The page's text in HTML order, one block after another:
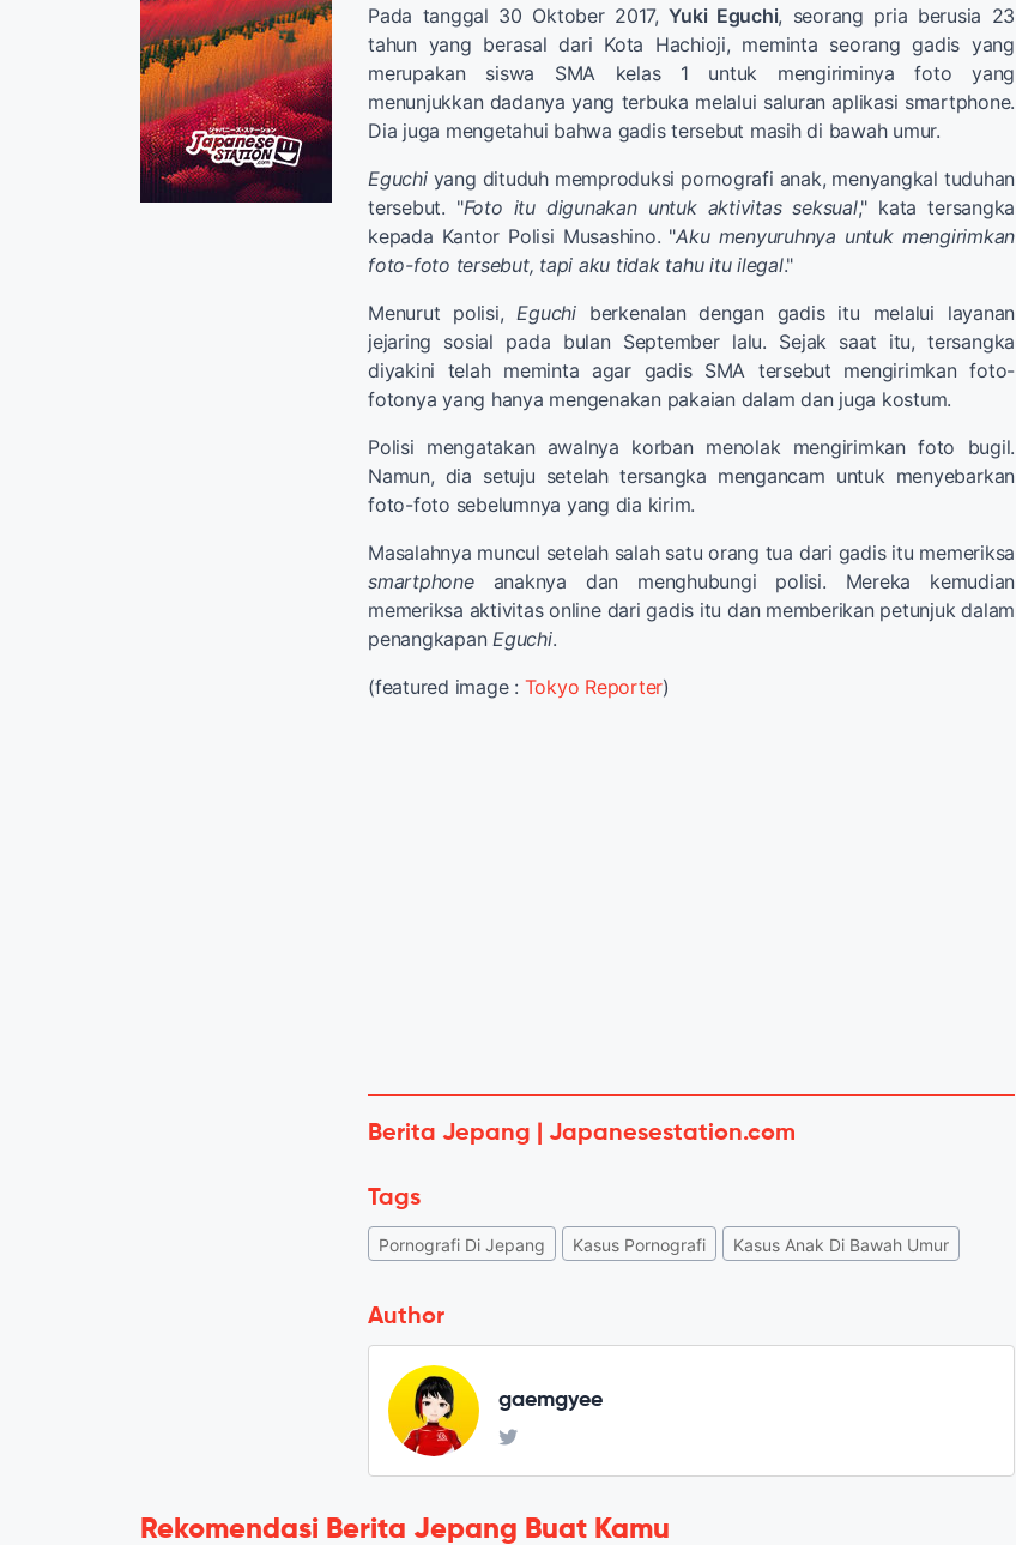
Pada tanggal 30 Oktober 2017,Yuki Eguchi, seorang pria berusia 23
tahun yang berasal dari Kota Hachioji, meminta seorang gadis yang
merupakan siswa SMA kelas 1 untuk mengiriminya foto yang
menunjukkan dadanya yang terbuka melalui saluran aplikasi smartphone.
Dia juga mengetahui bahwa gadis tersebut masih di bawah umur.
Eguchiyang dituduh memproduksi pornografi anak, menyangkal tuduhan
tersebut. "Foto itu digunakan untuk aktivitas seksual," kata tersangka
kepada Kantor Polisi Musashino. "Aku menyuruhnya untuk mengirimkan
foto-foto tersebut, tapi aku tidak tahu itu ilegal."
Menurut polisi, Eguchiberkenalan dengan gadis itu melalui layanan
jejaring sosial pada bulan September lalu. Sejak saat itu, tersangka
diyakini telah meminta agar gadis SMA tersebut mengirimkan foto-
fotonya yang hanya mengenakan pakaian dalam dan juga kostum.
Polisi mengatakan awalnya korban menolak mengirimkan foto bugil.
Namun, dia setuju setelah tersangka mengancam untuk menyebarkan
foto-foto sebelumnya yang dia kirim.
Masalahnya muncul setelah salah satu orang tua dari gadis itu memeriksa
smartphoneanaknya dan menghubungi polisi. Mereka kemudian
memeriksa aktivitas online dari gadis itu dan memberikan petunjuk dalam
penangkapan Eguchi.
(featured image : Tokyo Reporter)
Berita Jepang | Japanesestation.com
Tags
Pornografi Di Jepang Kasus Pornografi Kasus Anak Di Bawah Umur
Author
gaemgyee
Rekomendasi Berita Jepang Buat Kamu